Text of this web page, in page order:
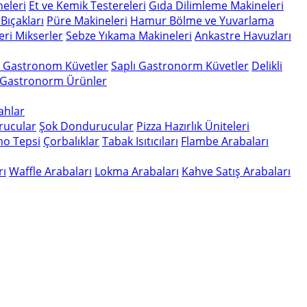
Et ve Kemik Testereleri Gıda Dilimleme Makineleri
Püre Makineleri Hamur Bölme ve Yuvarlama
MikserlerSebze Yıkama Makineleri Ankastre Havuzları
KüvetlerSaplı Gastronorm Küvetler Delikli
Ürünler
Şok Dondurucular Pizza Hazırlık Üniteleri
Tepsi ÇorbalıklarTabak Isıtıcıları Flambe Arabaları
Waffle Arabaları Lokma Arabaları Kahve Satış Arabaları